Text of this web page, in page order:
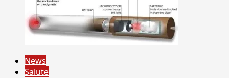
News
Salute